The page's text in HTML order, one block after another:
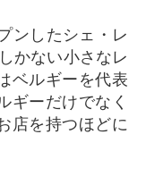
ンしたシェ・レ
かない小さなレ
ベルギーを代表
ギーだけでなく
店を持つほどに